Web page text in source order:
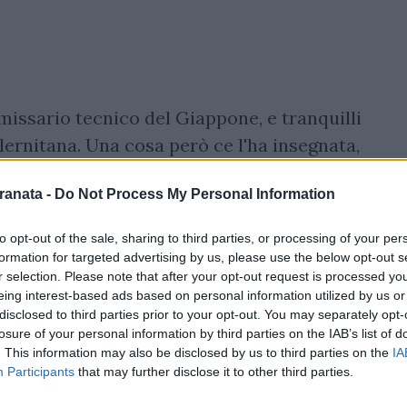
- Do Not Process My Personal Information
opt-out of the sale, sharing to third parties, or processing of your
for targeted advertising by us, please use the below opt-out
selection. Please note that after your opt-out request is processed
interest-based ads based on personal information utilized by us
to third parties prior to your opt-out. You may separately
of your personal information by third parties on the IAB’s list of
This information may also be disclosed by us to third parties on the
Participants that may further disclose it to other third parties.
tecnico del Giappone, e tranquilli
Una cosa però ce l'ha insegnata,
il rispetto e la lealtà. Valori che al
questo sport, valori che appartengono
si contano sulle dita di una mano.
della nazionale nipponica ai rigori
ai propri tifosi, come se volesse chiedere
però che in quell'inchino c'è tanto
e dedizione nei confronti di un
per cui da oggi il Giappone avrà